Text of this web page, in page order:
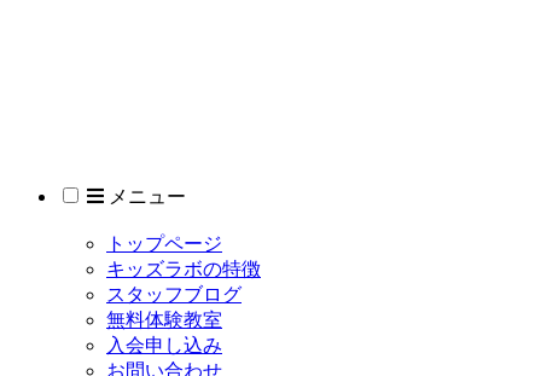
メニュー
トップページ
キッズラボの特徴
スタッフブログ
無料体験教室
入会申し込み
お問い合わせ